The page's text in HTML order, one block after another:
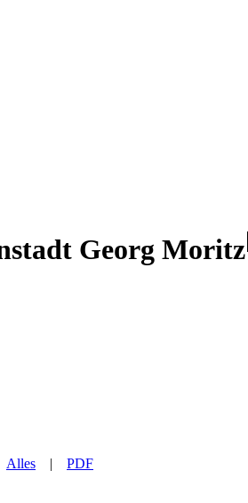
Georg Moritz
Alles | PDF